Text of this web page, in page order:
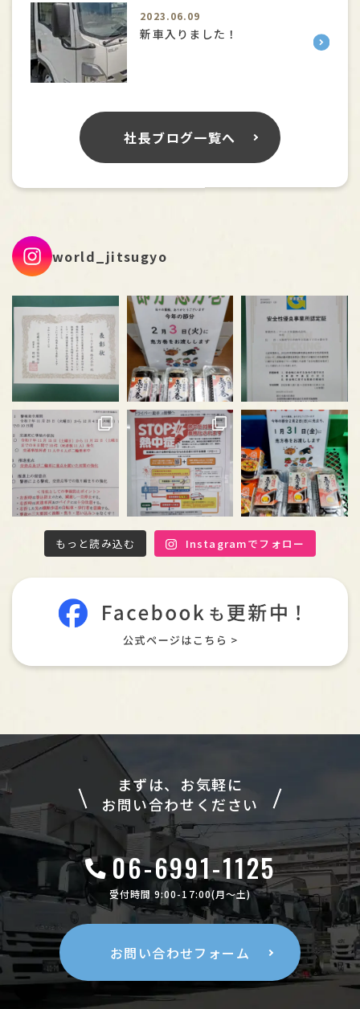
2023.06.09
新車入りました！
社長ブログ一覧へ
world_jitsugyo
もっと読み込む Instagramでフォロー
まずは、お気軽に
お問い合わせください
06-6991-1125
受付時間 9:00-17:00(月〜土)
お問い合わせフォーム